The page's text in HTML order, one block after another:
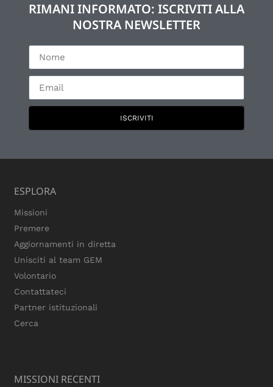
RIMANI INFORMATO: ISCRIVITI ALLA
NOSTRA NEWSLETTER
ISCRIVITI
ESPLORA
Missioni
Premere
Aggiornamenti in diretta
Unisciti al team GEM
Volontario
Contattateci
Partner istituzionali
Cerca
MISSIONI RECENTI